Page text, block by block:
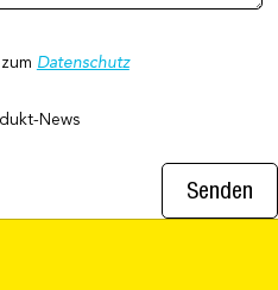
Datenschutz
News
Senden